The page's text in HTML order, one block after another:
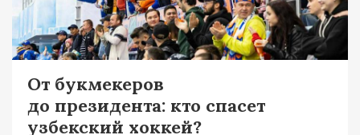
От букмекеров
до президента: кто спасет
узбекский хоккей?